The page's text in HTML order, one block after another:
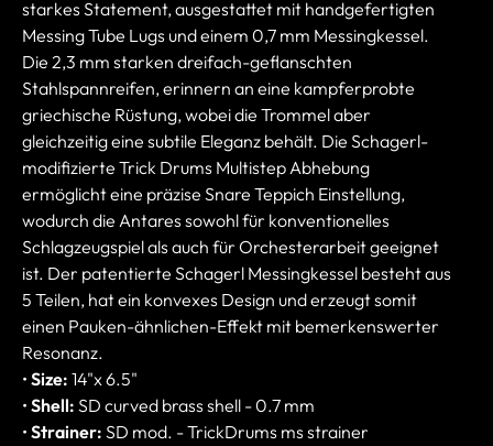
starkes Statement, ausgestattet mit handgefertigten
Messing Tube Lugs und einem 0,7 mm Messingkessel.
Die 2,3 mm starken dreifach-geflanschten
Stahlspannreifen, erinnern an eine kampferprobte
griechische Rüstung, wobei die Trommel aber
gleichzeitig eine subtile Eleganz behält. Die Schagerl-
modifizierte Trick Drums Multistep Abhebung
ermöglicht eine präzise Snare Teppich Einstellung,
wodurch die Antares sowohl für konventionelles
Schlagzeugspiel als auch für Orchesterarbeit geeignet
ist. Der patentierte Schagerl Messingkessel besteht aus
5 Teilen, hat ein konvexes Design und erzeugt somit
einen Pauken-ähnlichen-Effekt mit bemerkenswerter
Resonanz.
• Size: 14"x 6.5"
• Shell: SD curved brass shell - 0.7 mm
• Strainer: SD mod. - TrickDrums ms strainer